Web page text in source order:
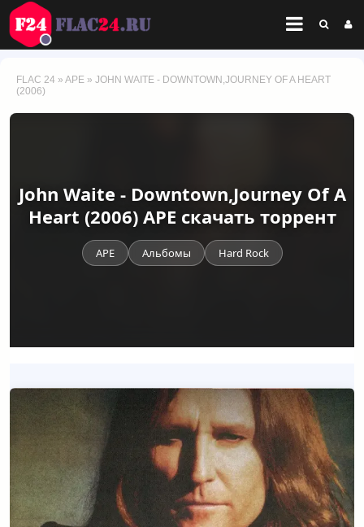
FLAC 24 » APE » JOHN WAITE - DOWNTOWN,JOURNEY OF A HEART
(2006)
John Waite - Downtown,Journey Of A
Heart (2006) APE скачать торрент
APE Альбомы Hard Rock